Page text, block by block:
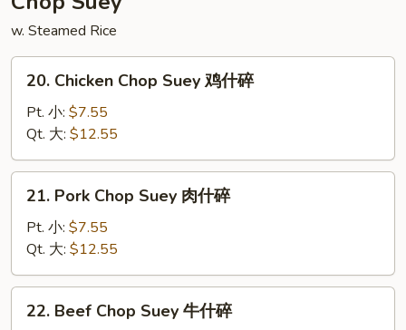
炒
面
w. Steamed Rice
Chicken
Chop
Suey
鸡
什
20. Chicken Chop Suey 鸡什碎
Pt. 小: $7.55
Qt. 大: $12.55
Pork
Chop
Suey
肉
什
21. Pork Chop Suey 肉什碎
Pt. 小: $7.55
Qt. 大: $12.55
Beef
22. Beef Chop Suey 牛什碎